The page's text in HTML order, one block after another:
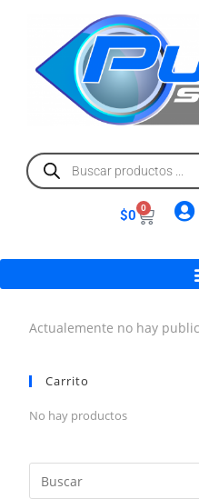
$0 0
Actualemente no hay
Carrito
No hay productos